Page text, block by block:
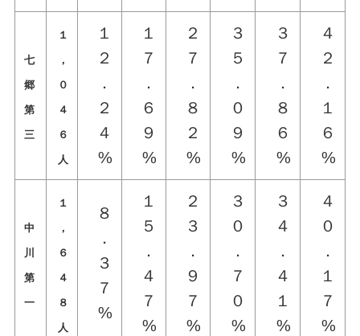
七
郷
第
三
１
，
０
４
６
人
１
２
．
２
４
%
１
７
．
６
９
%
２
７
．
８
２
%
３
５
．
０
９
%
３
７
．
８
６
%
４
２
．
１
６
%
中
川
第
一
１
，
６
４
８
人
８
．
３
７
%
１
５
．
４
７
%
２
３
．
９
７
%
３
０
．
７
０
%
３
４
．
４
１
%
４
０
．
１
７
%